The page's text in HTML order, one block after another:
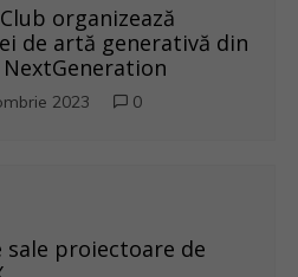
organizează
de artă generativă din
2023 0
sale proiectoare de